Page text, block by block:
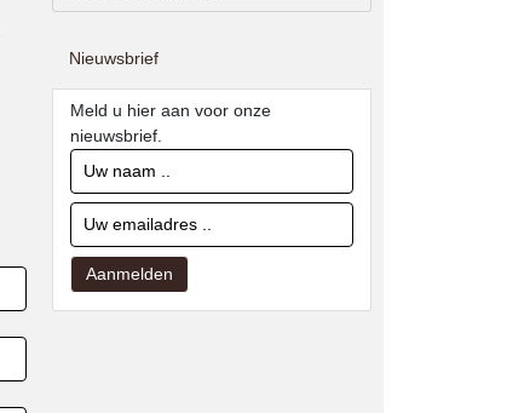
Nieuwsbrief
Meld u hier aan voor onze
nieuwsbrief.